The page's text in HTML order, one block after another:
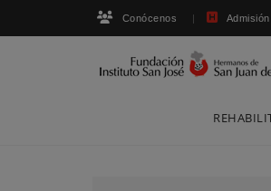
Conócenos Admisión